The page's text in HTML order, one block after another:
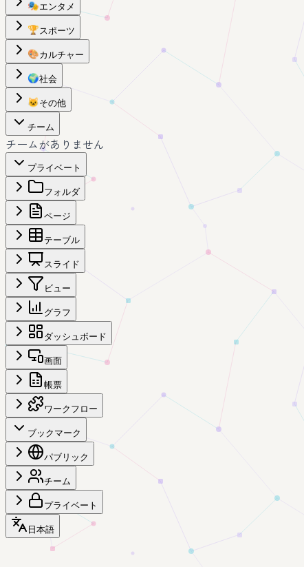
🎭エンタメ
🏆スポーツ
🎨カルチャー
🌍社会
🐱 その他
チーム
チームがありません
プライベート
フォルダ
ページ
テーブル
スライド
ビュー
グラフ
ダッシュボード
画面
帳票
ワークフロー
ブックマーク
パブリック
チーム
プライベート
日本語